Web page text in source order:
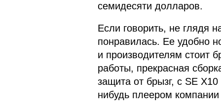
семидесяти долларов.
Если говорить, не глядя
понравилась. Ее удобно
и производителям стоит
работы, прекрасная
защита от брызг, с SE
нибудь плеером